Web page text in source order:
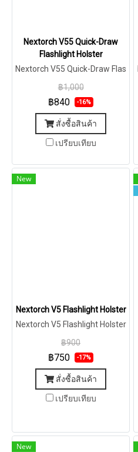
Nextorch V55 Quick-Draw
Flashlight Holster
Nextorch V55 Quick-Draw Flas
฿1,000
฿840 -16%
สั่งซื้อสินค้า
เปรียบเทียบ
New
Nextorch V5 Flashlight Holster
Nextorch V5 Flashlight Holster
฿900
฿750 -17%
สั่งซื้อสินค้า
เปรียบเทียบ
New